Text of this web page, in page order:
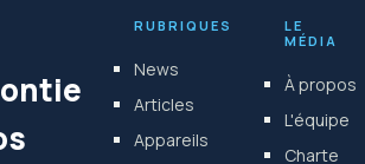
RUBRIQUES
News
Articles
Appareils
LE
MÉDIA
À propos
L'équipe
Charte